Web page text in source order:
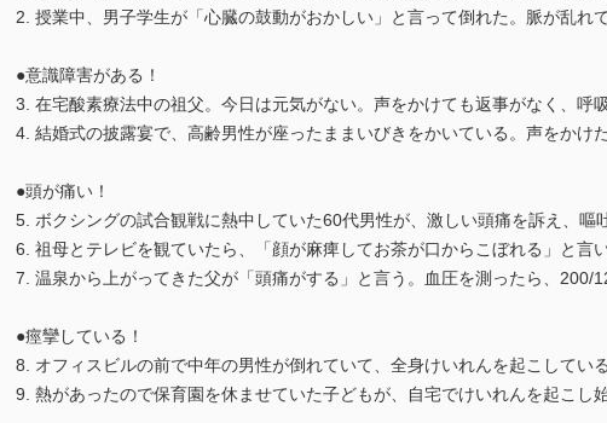
2. 授業中、男子学生が「心臓の鼓動がおかしい」と言って倒れた。脈が乱れ
●意識障害がある！
3. 在宅酸素療法中の祖父。今日は元気がない。声をかけても返事がなく、呼
4. 結婚式の披露宴で、高齢男性が座ったままいびきをかいている。声をかけ
●頭が痛い！
5. ボクシングの試合観戦に熱中していた60代男性が、激しい頭痛を訴え、嘔
6. 祖母とテレビを観ていたら、「顔が麻痺してお茶が口からこぼれる」と言
7. 温泉から上がってきた父が「頭痛がする」と言う。血圧を測ったら、200/
●痙攣している！
8. オフィスビルの前で中年の男性が倒れていて、全身けいれんを起こしてい
9. 熱があったので保育園を休ませていた子どもが、自宅でけいれんを起こし